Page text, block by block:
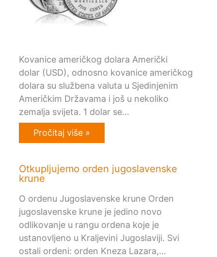
Kovanice američkog dolara Američki
dolar (USD), odnosno kovanice američkog
dolara su službena valuta u Sjedinjenim
Američkim Državama i još u nekoliko
zemalja svijeta. 1 dolar se…
Pročitaj više »
Otkupljujemo orden jugoslavenske
krune
O ordenu Jugoslavenske krune Orden
jugoslavenske krune je jedino novo
odlikovanje u rangu ordena koje je
ustanovljeno u Kraljevini Jugoslaviji. Svi
ostali ordeni: orden Kneza Lazara,…